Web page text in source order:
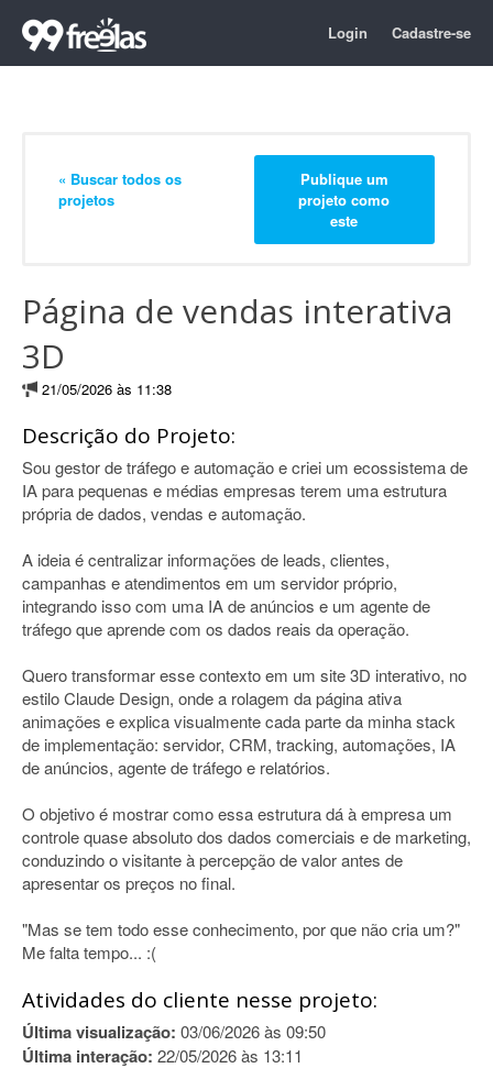
Login Cadastre-se
« Buscar todos os
projetos
Publique um
projeto como
este
Página de vendas interativa
3D
21/05/2026 às 11:38
Descrição do Projeto:
Sou gestor de tráfego e automação e criei um ecossistema de
IA para pequenas e médias empresas terem uma estrutura
própria de dados, vendas e automação.
A ideia é centralizar informações de leads, clientes,
campanhas e atendimentos em um servidor próprio,
integrando isso com uma IA de anúncios e um agente de
tráfego que aprende com os dados reais da operação.
Quero transformar esse contexto em um site 3D interativo, no
estilo Claude Design, onde a rolagem da página ativa
animações e explica visualmente cada parte da minha stack
de implementação: servidor, CRM, tracking, automações, IA
de anúncios, agente de tráfego e relatórios.
O objetivo é mostrar como essa estrutura dá à empresa um
controle quase absoluto dos dados comerciais e de marketing,
conduzindo o visitante à percepção de valor antes de
apresentar os preços no final.
"Mas se tem todo esse conhecimento, por que não cria um?"
Me falta tempo... :(
Atividades do cliente nesse projeto:
Última visualização: 03/06/2026 às 09:50
Última interação: 22/05/2026 às 13:11